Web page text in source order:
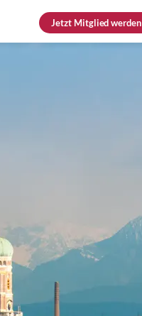
JetztMitglied werden